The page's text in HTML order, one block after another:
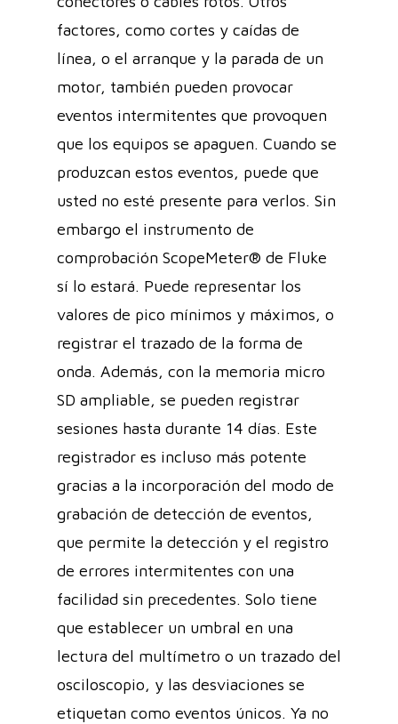
factores, como cortes y caídas de
línea, o el arranque y la parada de un
motor, también pueden provocar
eventos intermitentes que provoquen
que los equipos se apaguen. Cuando se
produzcan estos eventos, puede que
usted no esté presente para verlos. Sin
embargo el instrumento de
comprobación ScopeMeter® de Fluke
sí lo estará. Puede representar los
valores de pico mínimos y máximos, o
registrar el trazado de la forma de
onda. Además, con la memoria micro
SD ampliable, se pueden registrar
sesiones hasta durante 14 días. Este
registrador es incluso más potente
gracias a la incorporación del modo de
grabación de detección de eventos,
que permite la detección y el registro
de errores intermitentes con una
facilidad sin precedentes. Solo tiene
que establecer un umbral en una
lectura del multímetro o un trazado del
osciloscopio, y las desviaciones se
etiquetan como eventos únicos. Ya no